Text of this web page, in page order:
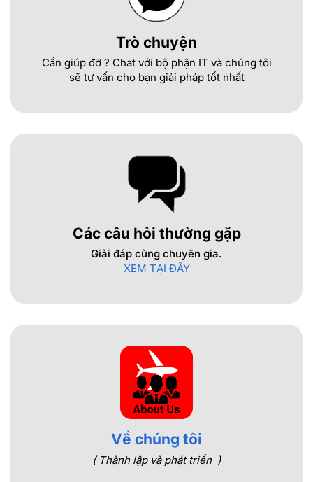
Trò chuyện
Cần giúp đỡ ? Chat với bộ phận IT và chúng tôi
sẽ tư vấn cho bạn giải pháp tốt nhất
Các câu hỏi thường gặp
Giải đáp cùng chuyên gia.
XEM TẠI ĐÂY
Về chúng tôi
( Thành lập và phát triển )